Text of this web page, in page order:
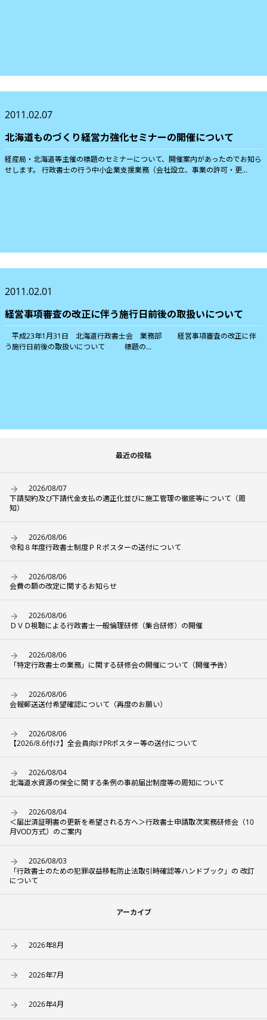
2011.02.07
北海道ものづくり経営力強化セミナーの開催について
経産局・北海道等主催の標題のセミナーについて、開催案内があったのでお知ら
せします。 行政書士の行う中小企業支援業務（会社設立、事業の許可・更...
2011.02.01
経営事項審査の改正に伴う施行日前後の取扱いについて
平成23年1月31日 北海道行政書士会 業務部 経営事項審査の改正に伴
う施行日前後の取扱いについて 標題の...
最近の投稿
2026/08/07
下請契約及び下請代金支払の適正化並びに施工管理の徹底等について（周
知）
2026/08/06
令和８年度行政書士制度ＰＲポスターの送付について
2026/08/06
会費の額の改定に関するお知らせ
2026/08/06
ＤＶＤ視聴による行政書士一般倫理研修（集合研修）の開催
2026/08/06
「特定行政書士の業務」に関する研修会の開催について（開催予告）
2026/08/06
会報郵送送付希望確認について（再度のお願い）
2026/08/06
【2026/8.6付け】全会員向けPRポスター等の送付について
2026/08/04
北海道水資源の保全に関する条例の事前届出制度等の周知について
2026/08/04
＜届出済証明書の更新を希望される方へ＞行政書士申請取次実務研修会（10
月VOD方式）のご案内
2026/08/03
「行政書士のための犯罪収益移転防止法取引時確認等ハンドブック」の 改訂
について
アーカイブ
2026年8月
2026年7月
2026年4月